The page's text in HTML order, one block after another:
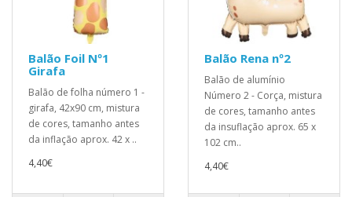
Balão Foil Nº1
Girafa
Balão de folha número 1 -
girafa, 42x90 cm, mistura
de cores, tamanho antes
da inflação aprox. 42 x ..
4,40€
Balão Rena nº2
Balão de alumínio
Número 2 - Corça, mistura
de cores, tamanho antes
da insuflação aprox. 65 x
102 cm..
4,40€